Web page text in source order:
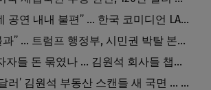
“170달러 냈는데 공연 내내 불편” … 한국 코미디언 LA공연, 음향 불량에 외모 비하 개그 논란
“이제 시작에 불과” … 트럼프 행정부, 시민권 박탈 본격화
[속보] 한인 투자자들 돈 묶였나 … 김원석 회사들 챕터7 강제파산·자진파산 잇따라 신청
[단독] ‘수천만 달러’ 김원석 부동산 스캔들 새 국면 … 한인 투자자들 소송 잇따라 ‘디폴트’ 절차